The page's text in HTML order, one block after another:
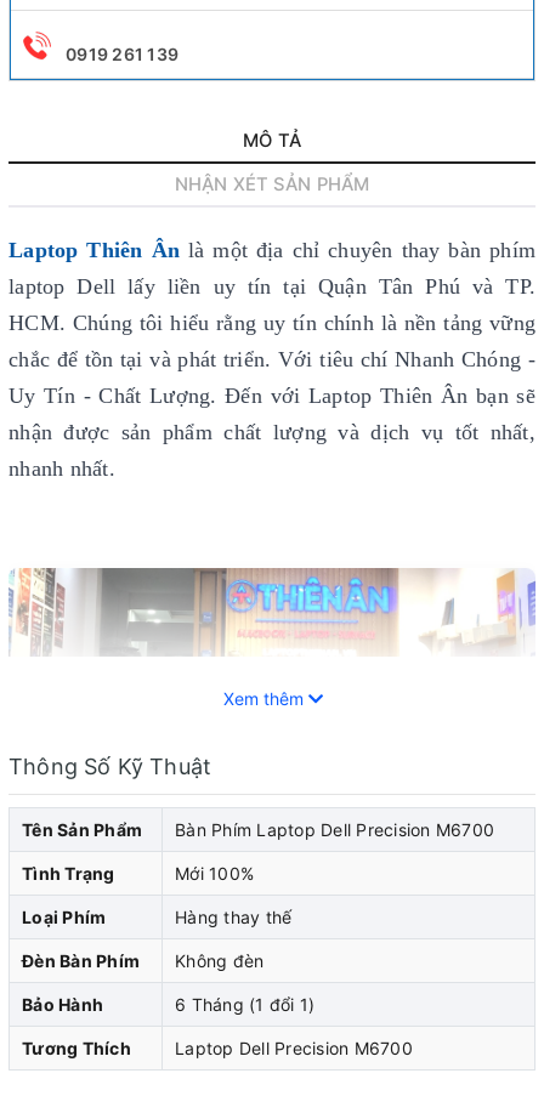
0919 261 139
MÔ TẢ
NHẬN XÉT SẢN PHẨM
Laptop Thiên Ân là một địa chỉ chuyên thay bàn phím
laptop Dell lấy liền uy tín tại Quận Tân Phú và TP.
HCM. Chúng tôi hiểu rằng uy tín chính là nền tảng vững
chắc để tồn tại và phát triển. Với tiêu chí Nhanh Chóng -
Uy Tín - Chất Lượng. Đến với Laptop Thiên Ân bạn sẽ
nhận được sản phẩm chất lượng và dịch vụ tốt nhất,
nhanh nhất.
Laptop Dell đã trở thành một trong những thiết bị di
động phổ biến và không thể thiếu trong cuộc sống hiện
đại. Cũng như bất kỳ thiết bị điện tử nào khác, laptop
cũng không thể tránh khỏi những sự cố và hỏng
Xem thêm
Thông Số Kỹ Thuật
Tên Sản Phẩm Bàn Phím Laptop Dell Precision M6700
Tình Trạng Mới 100%
Loại Phím Hàng thay thế
Đèn Bàn Phím Không đèn
Bảo Hành 6 Tháng (1 đổi 1)
Tương Thích Laptop Dell Precision M6700